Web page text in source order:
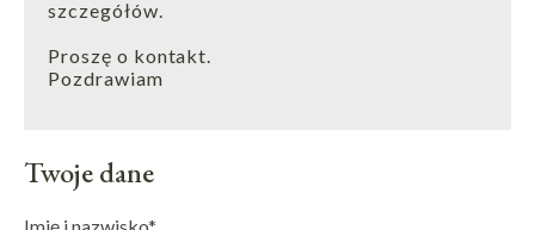
Twoje dane